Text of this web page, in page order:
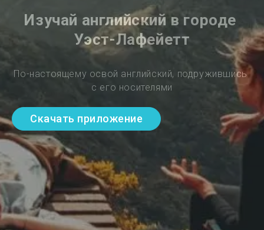
Изучай английский в городе
Уэст-Лафейетт
По-настоящему освой английский, подружившись
с его носителями
Скачать приложение